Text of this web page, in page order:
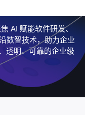
AI 赋能软件研发、
数智技术，助力企业
透明、可靠的企业级